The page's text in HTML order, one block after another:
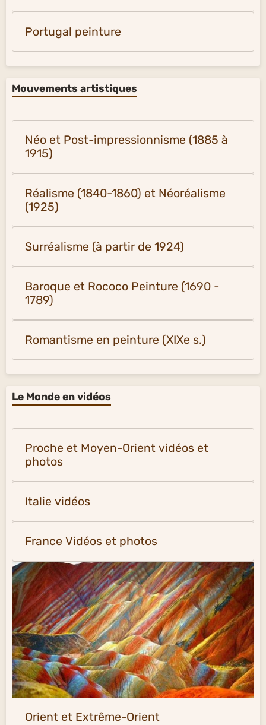
Portugal peinture
Mouvements artistiques
Néo et Post-impressionnisme (1885 à
1915)
Réalisme (1840-1860) et Néoréalisme
(1925)
Surréalisme (à partir de 1924)
Baroque et Rococo Peinture (1690 -
1789)
Romantisme en peinture (XIXe s.)
Le Monde en vidéos
Proche et Moyen-Orient vidéos et
photos
Italie vidéos
France Vidéos et photos
Orient et Extrême-Orient